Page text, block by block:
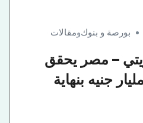
بورصة و بنوكومقالات
– مصر يحقق
صافي أرباح 3.1 مليار جنيه بنهاية